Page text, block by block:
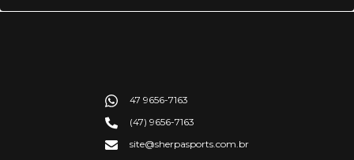
47 9656-7163
(47) 9656-7163
site@sherpasports.com.br